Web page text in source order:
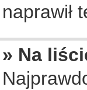
naprawił
» Na